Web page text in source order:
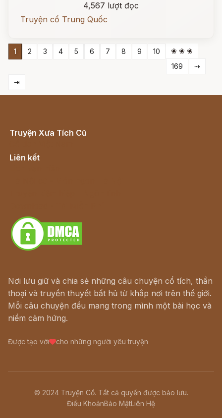
4,567 lượt đọc
Truyện cổ Trung Quốc
1 2 3 4 5 6 7 8 9 10
❀ ❀ ❀
169
⇢
⇥
Truyện Xưa Tích Cũ
Liên kết
Nơi lưu giữ và chia sẻ những câu chuyện cổ tích, thần
thoại và truyền thuyết bất hủ từ khắp nơi trên thế giới.
Mỗi câu chuyện đều mang trong mình một bài học và
niềm cảm hứng.
Được tạo với cho những người yêu truyện
© 2024 Truyện Cổ. Tất cả quyền được bảo lưu.
Điều KhoảnBảo MậtLiên Hệ